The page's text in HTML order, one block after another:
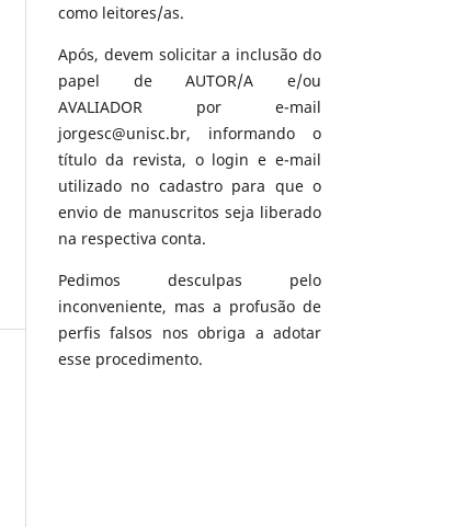
como leitores/as.
Após, devem solicitar a inclusão do
papel de AUTOR/A e/ou
AVALIADOR por e-mail
jorgesc@unisc.br, informando o
título da revista, o login e e-mail
utilizado no cadastro para que o
envio de manuscritos seja liberado
na respectiva conta.
Pedimos desculpas pelo
inconveniente, mas a profusão de
perfis falsos nos obriga a adotar
esse procedimento.